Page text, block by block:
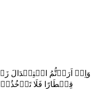
وَاِنۡ اَرَدۡتُّمُ اسۡتِبۡدَالَ
قِنۡطَارًا فَلَا